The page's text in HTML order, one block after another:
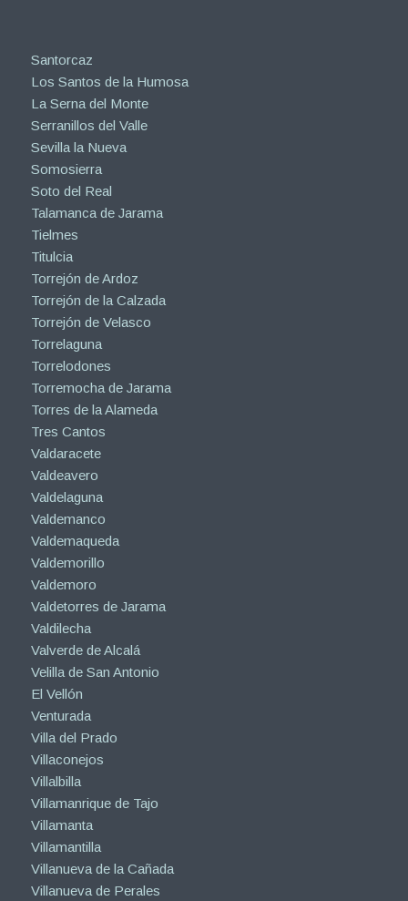
Santorcaz
Los Santos de la Humosa
La Serna del Monte
Serranillos del Valle
Sevilla la Nueva
Somosierra
Soto del Real
Talamanca de Jarama
Tielmes
Titulcia
Torrejón de Ardoz
Torrejón de la Calzada
Torrejón de Velasco
Torrelaguna
Torrelodones
Torremocha de Jarama
Torres de la Alameda
Tres Cantos
Valdaracete
Valdeavero
Valdelaguna
Valdemanco
Valdemaqueda
Valdemorillo
Valdemoro
Valdetorres de Jarama
Valdilecha
Valverde de Alcalá
Velilla de San Antonio
El Vellón
Venturada
Villa del Prado
Villaconejos
Villalbilla
Villamanrique de Tajo
Villamanta
Villamantilla
Villanueva de la Cañada
Villanueva de Perales